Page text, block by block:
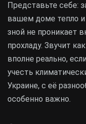
Представьте себе:
вашем доме тепло и
зной не проникает
прохладу. Звучит
вполне реально,
учесть
Украине, с её
особенно важно.